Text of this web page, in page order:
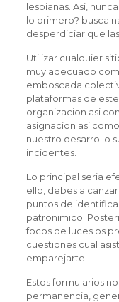
lesbianas. Asi,
lo primero? busca
desperdiciar que
Utilizar cualquier
muy adecuado
emboscada
plataformas de
organizacion asi­
asignacion asi­
nuestro desarrollo
incidentes.
Lo principal seri­a
ello, debes
puntos de
patronimico.
focos de luces os
cuestiones cual
emparejarte.
Estos formularios
permanencia,